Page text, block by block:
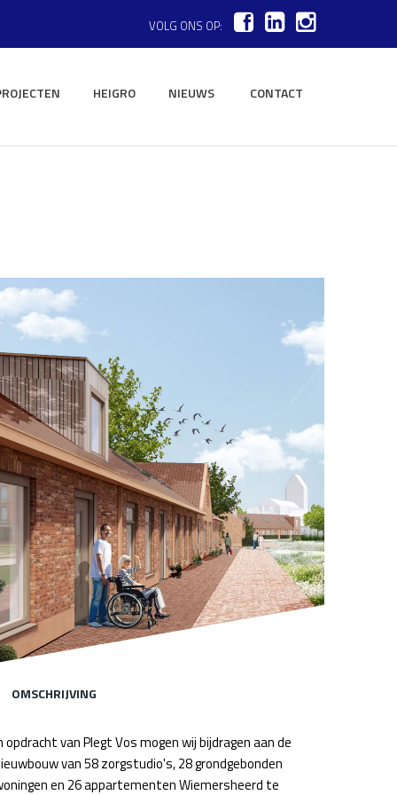
VOLG ONS OP:
HEIGRO NIEUWS CONTACT
OMSCHRIJVING
opdracht van Plegt Vos mogen wij bijdragen aan de
van 58 zorgstudio's, 28 grondgebonden
en 26 appartementen Wiemersheerd te